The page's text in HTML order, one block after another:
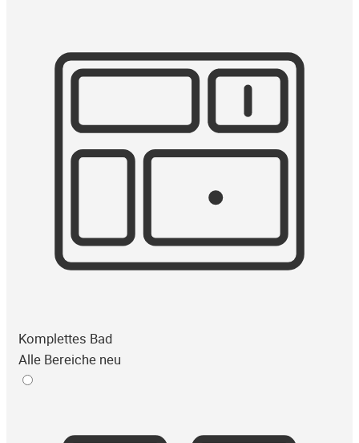
Komplettes Bad
Alle Bereiche neu